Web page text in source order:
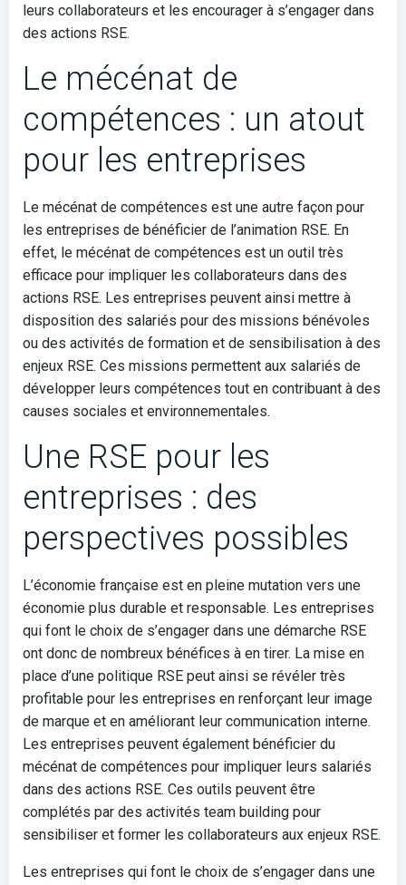
leurs collaborateurs et les encourager à s’engager dans
des actions RSE.
Le mécénat de
compétences : un atout
pour les entreprises
Le mécénat de compétences est une autre façon pour
les entreprises de bénéficier de l’animation RSE. En
effet, le mécénat de compétences est un outil très
efficace pour impliquer les collaborateurs dans des
actions RSE. Les entreprises peuvent ainsi mettre à
disposition des salariés pour des missions bénévoles
ou des activités de formation et de sensibilisation à des
enjeux RSE. Ces missions permettent aux salariés de
développer leurs compétences tout en contribuant à des
causes sociales et environnementales.
Une RSE pour les
entreprises : des
perspectives possibles
L’économie française est en pleine mutation vers une
économie plus durable et responsable. Les entreprises
qui font le choix de s’engager dans une démarche RSE
ont donc de nombreux bénéfices à en tirer. La mise en
place d’une politique RSE peut ainsi se révéler très
profitable pour les entreprises en renforçant leur image
de marque et en améliorant leur communication interne.
Les entreprises peuvent également bénéficier du
mécénat de compétences pour impliquer leurs salariés
dans des actions RSE. Ces outils peuvent être
complétés par des activités team building pour
sensibiliser et former les collaborateurs aux enjeux RSE.
Les entreprises qui font le choix de s’engager dans une